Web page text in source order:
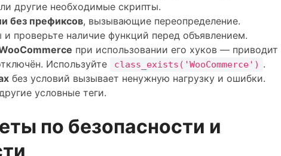
другие необходимые скрипты.
без префиксов, вызывающие переопределение.
проверьте наличие функций перед объявлением.
при использовании его хуков — приводит
Используйте
class_exists('WooCommerce') .
без условий вызывает ненужную нагрузку и ошибки.
условные теги.
по безопасности и